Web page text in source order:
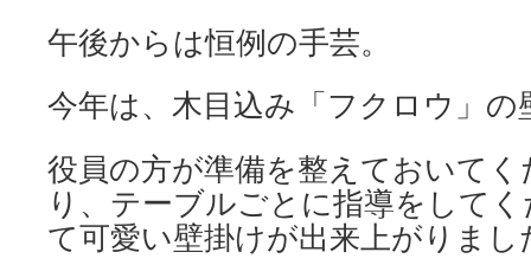
午後からは恒例の手芸。
今年は、木目込み「フクロウ」
役員の方が準備を整えておいてく
り、テーブルごとに指導をして
て可愛い壁掛けが出来上がりまし